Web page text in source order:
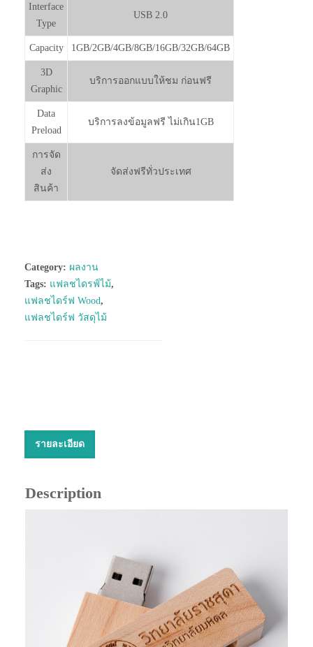
Interface
Type
USB 2.0
Capacity 1GB/2GB/4GB/8GB/16GB/32GB/64GB
3D
Graphic
บริการออกแบบให้ชม ก่อนฟรี
Data
Preload
บริการลงข้อมูลฟรี ไม่เกิน1GB
การจัด
ส่ง
สินค้า
จัดส่งฟรีทั่วประเทศ
Category: ผลงาน
Tags: แฟลชไดรฟ์ไม้,
แฟลชไดร์ฟ Wood,
แฟลชไดร์ฟ วัสดุไม้
รายละเอียด
Description